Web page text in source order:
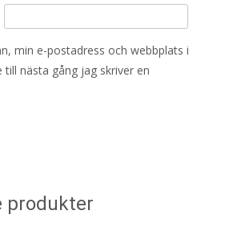
min e-postadress och webbplats i
till nästa gång jag skriver en
produkter